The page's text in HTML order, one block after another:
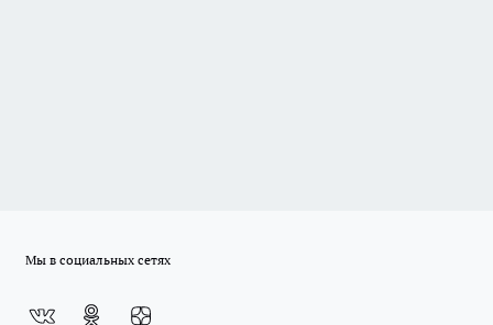
Мы в социальных сетях